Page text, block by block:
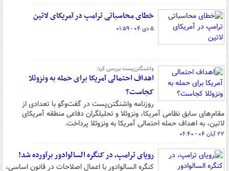
خطای محاسباتی ترامپ در آمریکای لاتین
۵ دی ۰۴ - ۰۱:۵۹
واشنگتن‌پست بررسی کرد:
اهداف احتمالی آمریکا برای حمله به ونزوئلا
کجاست؟
روزنامه واشنگتن‌پست در گفت‌وگو با تعدادی از
مقام‌های سابق نظامی آمریکا، ونزوئلا و تحلیلگران دفاعی منطقه آمریکای
لاتین، به اهداف حمله احتمالی آمریکا به ونزوئلا پرداخت.
۲۲ آبان ۰۴ - ۰۶:۴۰
رویای ترامپ، در کنگره السالوادور برآورده شد!
کنگره السالوادور با اعمال اصلاحات در قانون اساسی،